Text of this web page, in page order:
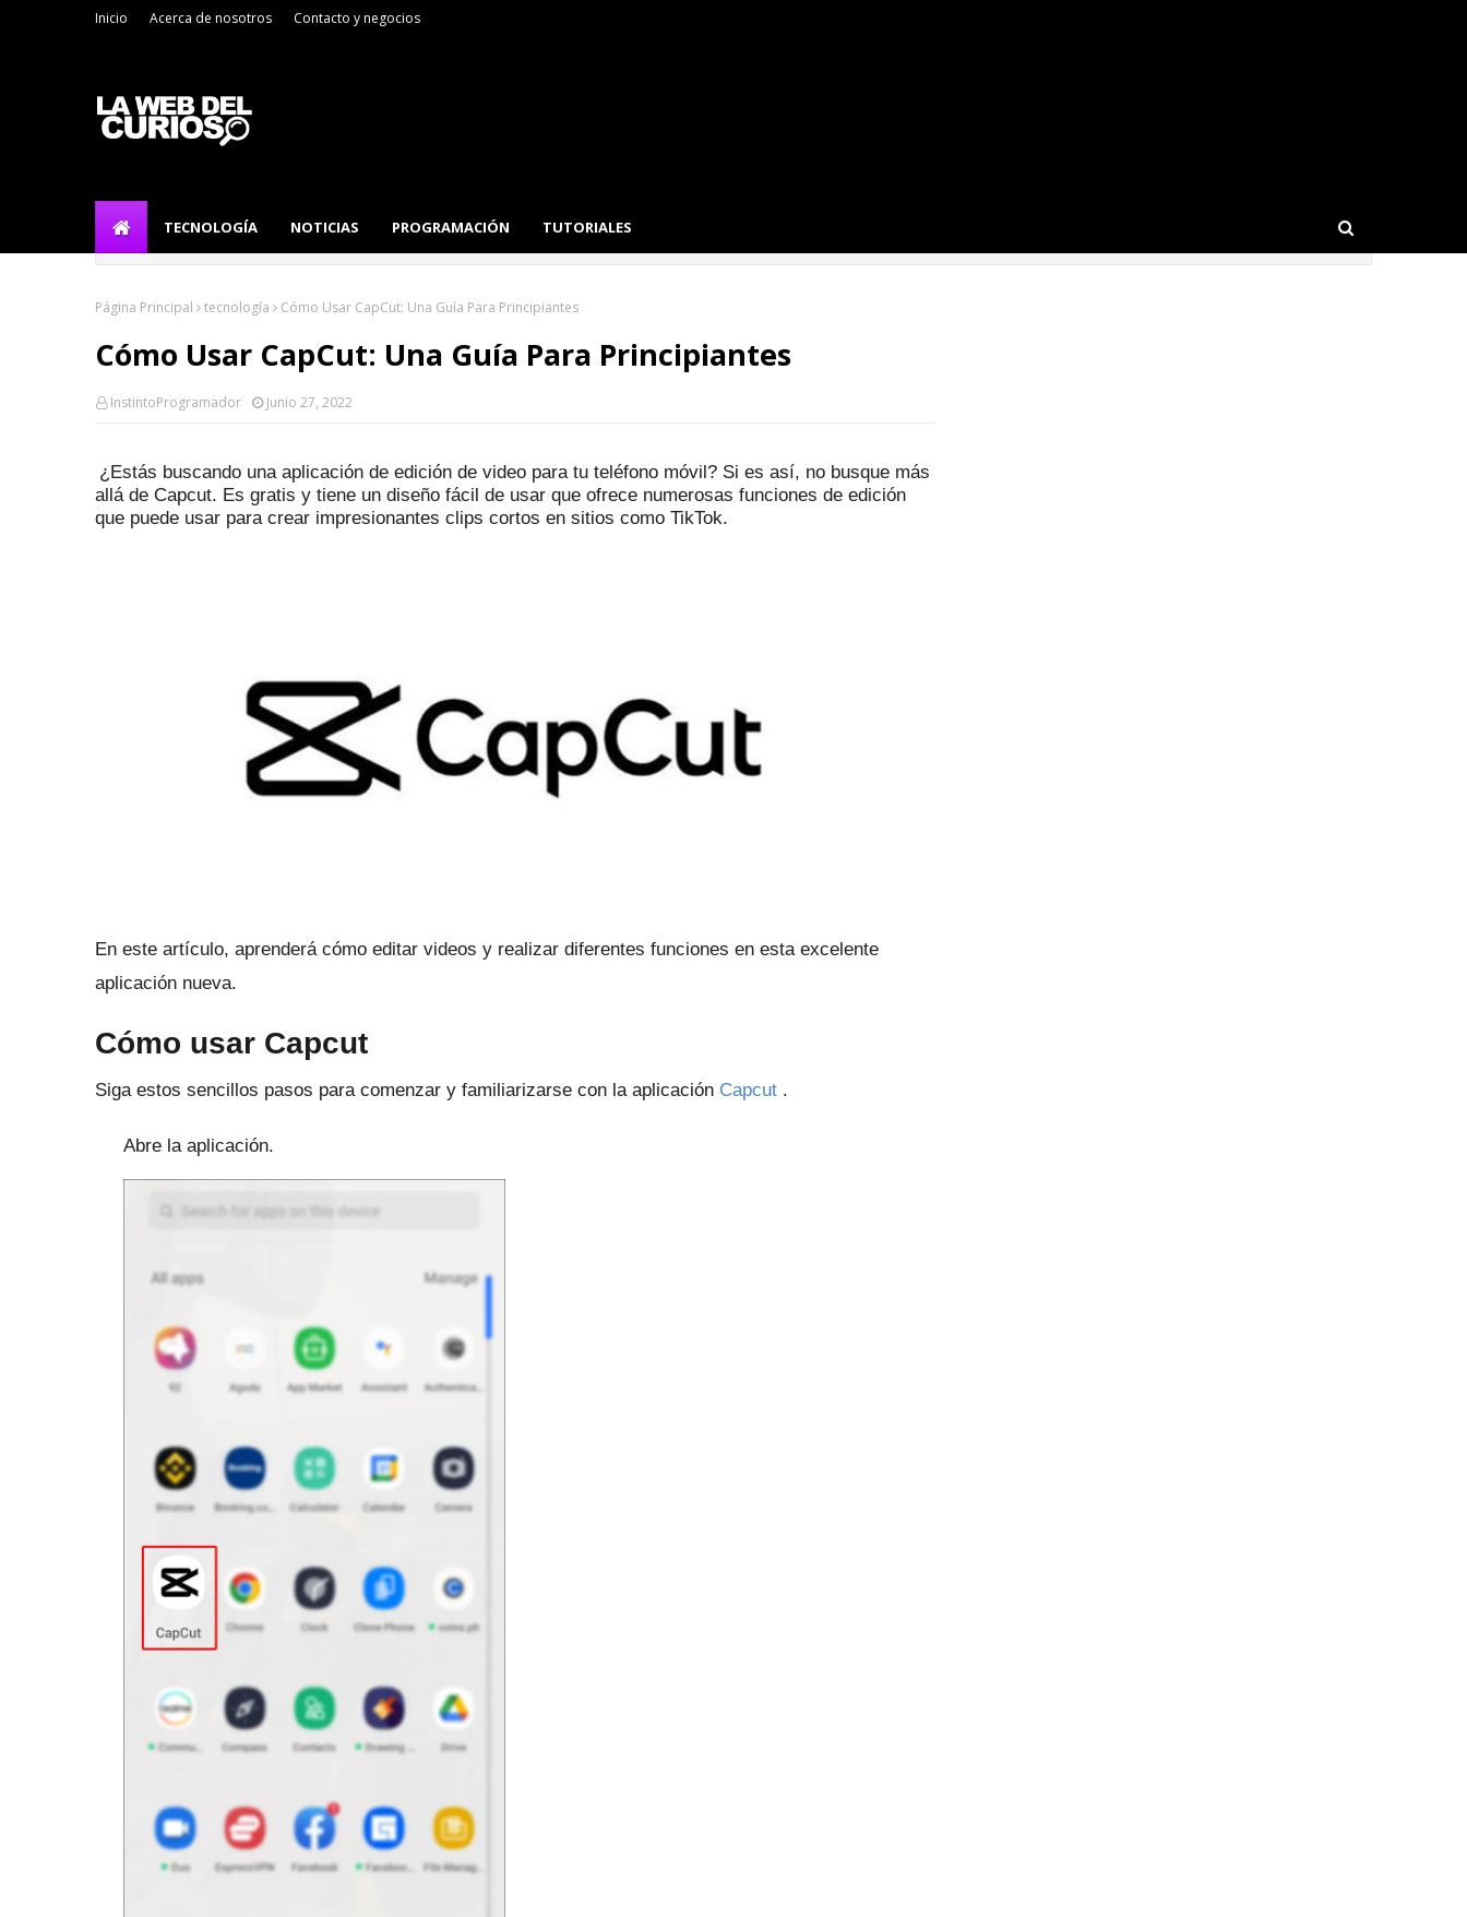
Inicio Acerca de nosotros Contacto y negocios
TECNOLOGÍA NOTICIAS PROGRAMACIÓN TUTORIALES
Página Principal tecnología Cómo Usar CapCut: Una Guía Para Principiantes
Cómo Usar CapCut: Una Guía Para Principiantes
InstintoProgramador Junio 27, 2022
¿Estás buscando una aplicación de edición de video para tu teléfono móvil? Si es así, no busque más
allá de Capcut. Es gratis y tiene un diseño fácil de usar que ofrece numerosas funciones de edición
que puede usar para crear impresionantes clips cortos en sitios como TikTok.
En este artículo, aprenderá cómo editar videos y realizar diferentes funciones en esta excelente
aplicación nueva.
Cómo usar Capcut
Siga estos sencillos pasos para comenzar y familiarizarse con la aplicación Capcut .
Abre la aplicación.